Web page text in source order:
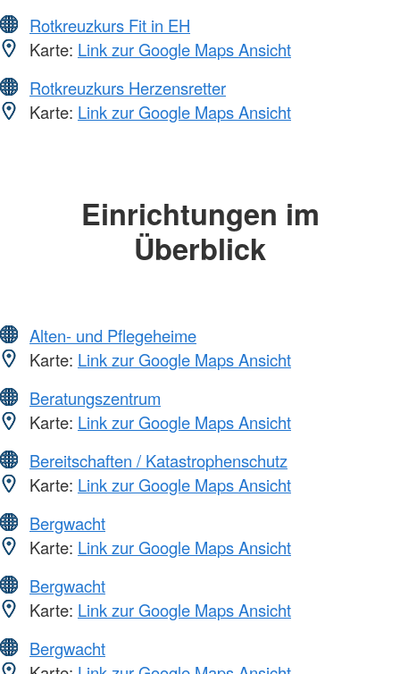
Rotkreuzkurs Fit in EH
Karte: Link zur Google Maps Ansicht
Rotkreuzkurs Herzensretter
Karte: Link zur Google Maps Ansicht
Einrichtungen im
Überblick
Alten- und Pflegeheime
Karte: Link zur Google Maps Ansicht
Beratungszentrum
Karte: Link zur Google Maps Ansicht
Bereitschaften / Katastrophenschutz
Karte: Link zur Google Maps Ansicht
Bergwacht
Karte: Link zur Google Maps Ansicht
Bergwacht
Karte: Link zur Google Maps Ansicht
Bergwacht